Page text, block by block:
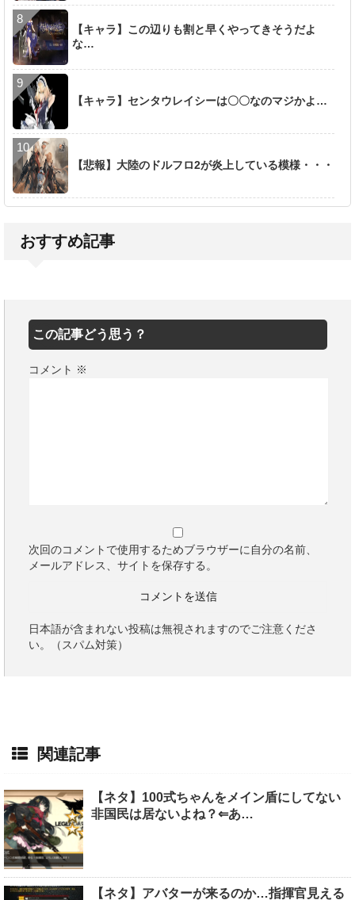
【キャラ】この辺りも割と早くやってきそうだよ
な…
【キャラ】センタウレイシーは〇〇なのマジかよ…
【悲報】大陸のドルフロ2が炎上している模様・・・
おすすめ記事
この記事どう思う？
コメント ※
次回のコメントで使用するためブラウザーに自分の名前、
メールアドレス、サイトを保存する。
日本語が含まれない投稿は無視されますのでご注意くださ
い。（スパム対策）
関連記事
【ネタ】100式ちゃんをメイン盾にしてない
非国民は居ないよね？⇐あ…
【ネタ】アバターが来るのか…指揮官見える